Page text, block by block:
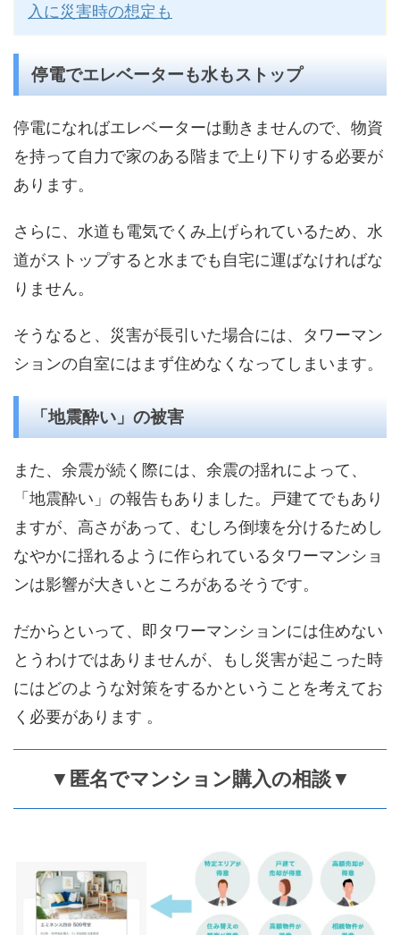
入に災害時の想定も
停電でエレベーターも水もストップ
停電になればエレベーターは動きませんので、物資
を持って自力で家のある階まで上り下りする必要が
あります。
さらに、水道も電気でくみ上げられているため、水
道がストップすると水までも自宅に運ばなければな
りません。
そうなると、災害が長引いた場合には、タワーマン
ションの自室にはまず住めなくなってしまいます。
「地震酔い」の被害
また、余震が続く際には、余震の揺れによって、
「地震酔い」の報告もありました。戸建てでもあり
ますが、高さがあって、むしろ倒壊を分けるためし
なやかに揺れるように作られているタワーマンショ
ンは影響が大きいところがあるそうです。
だからといって、即タワーマンションには住めない
とうわけではありませんが、もし災害が起こった時
にはどのような対策をするかということを考えてお
く必要があります 。
▼匿名でマンション購入の相談▼